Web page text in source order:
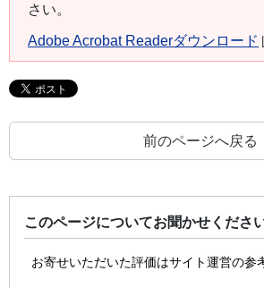
さい。
Adobe Acrobat Readerダウンロード
前のページへ戻る
このページについてお聞かせくださ